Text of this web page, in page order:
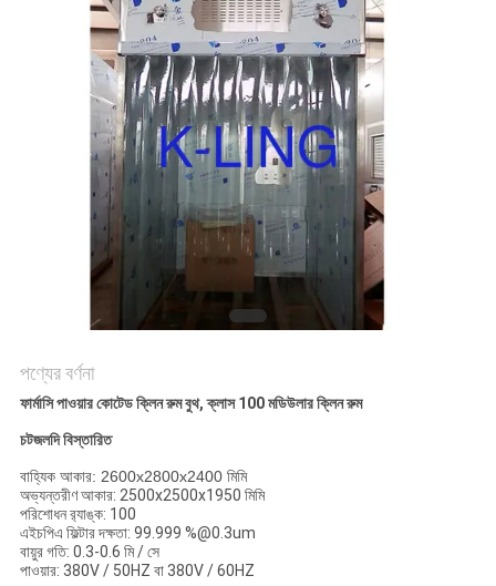
গোপনীয়তা
পণ্যের বর্ণনা
ফার্মাসি পাওয়ার কোটেড ক্লিন রুম বুথ, ক্লাস 100 মডিউলার ক্লিন রুম
চটজলদি বিস্তারিত
বাহ্যিক আকার: 2600x2800x2400 মিমি
অভ্যন্তরীণ আকার: 2500x2500x1950 মিমি
পরিশোধন র‌্যাঙ্ক: 100
এইচপিএ ফিল্টার দক্ষতা: 99.999 %@0.3um
বায়ুর গতি: 0.3-0.6 মি / সে
পাওয়ার: 380V / 50HZ বা 380V / 60HZ